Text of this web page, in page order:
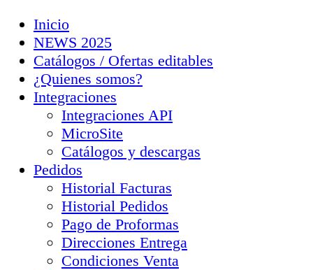
Inicio
NEWS 2025
Catálogos / Ofertas editables
¿Quienes somos?
Integraciones
Integraciones API
MicroSite
Catálogos y descargas
Pedidos
Historial Facturas
Historial Pedidos
Pago de Proformas
Direcciones Entrega
Condiciones Venta